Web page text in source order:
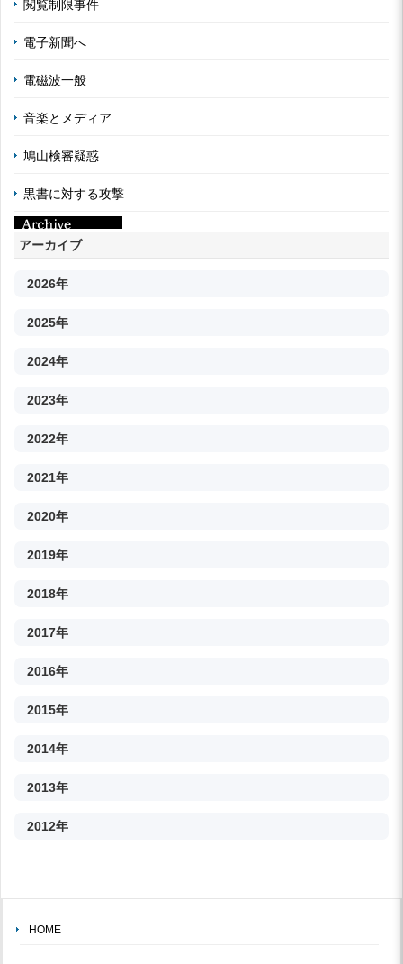
閲覧制限事件
電子新聞へ
電磁波一般
音楽とメディア
鳩山検審疑惑
黒書に対する攻撃
アーカイブ
2026年
2025年
2024年
2023年
2022年
2021年
2020年
2019年
2018年
2017年
2016年
2015年
2014年
2013年
2012年
HOME